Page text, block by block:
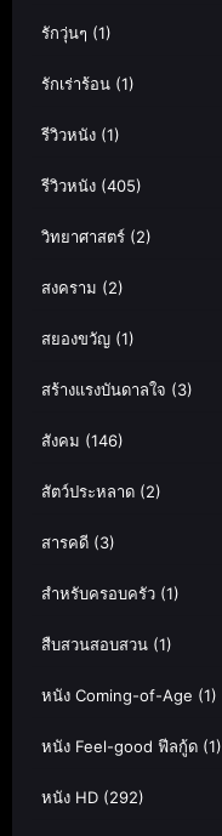
รักวุ่นๆ (1)
รักเร่าร้อน (1)
รีวิวหนัง (1)
รีวิวหนัง (405)
วิทยาศาสตร์ (2)
สงคราม (2)
สยองขวัญ (1)
สร้างแรงบันดาลใจ (3)
สังคม (146)
สัตว์ประหลาด (2)
สารคดี (3)
สำหรับครอบครัว (1)
สืบสวนสอบสวน (1)
หนัง Coming-of-Age (1)
หนัง Feel-good ฟีลกู้ด (1)
หนัง HD (292)